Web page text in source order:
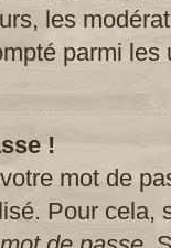
les
parmi
!
mot de
Pour cela,